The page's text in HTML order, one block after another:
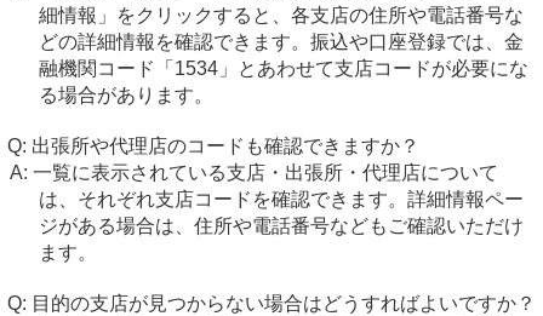
細情報」をクリックすると、各支店の住所や電話番号な
どの詳細情報を確認できます。振込や口座登録では、金
融機関コード「1534」とあわせて支店コードが必要にな
る場合があります。
出張所や代理店のコードも確認できますか？
一覧に表示されている支店・出張所・代理店について
は、それぞれ支店コードを確認できます。詳細情報ペー
ジがある場合は、住所や電話番号などもご確認いただけ
ます。
目的の支店が見つからない場合はどうすればよいですか？